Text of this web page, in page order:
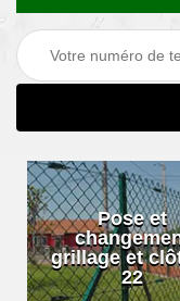
Pose et
grillage et
22